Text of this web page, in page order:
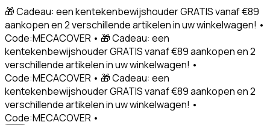
🎁 Cadeau: een kentekenbewijshouder GRATIS vanaf €89
aankopen en 2 verschillende artikelen in uw winkelwagen! •
Code:MECACOVER • 🎁 Cadeau: een
kentekenbewijshouder GRATIS vanaf €89 aankopen en 2
verschillende artikelen in uw winkelwagen! •
Code:MECACOVER • 🎁 Cadeau: een
kentekenbewijshouder GRATIS vanaf €89 aankopen en 2
verschillende artikelen in uw winkelwagen! •
Code:MECACOVER •